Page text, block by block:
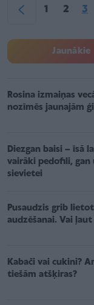
1 2 3
Jaunākie
Rosina izmaiņas
nozīmēs jaunajām
Diezgan baisi – īsā
vairāki pedofili, gan
sievietei
Pusaudzis grib
audzēšanai. Vai
Kabači vai cukini?
tiešām atšķiras?